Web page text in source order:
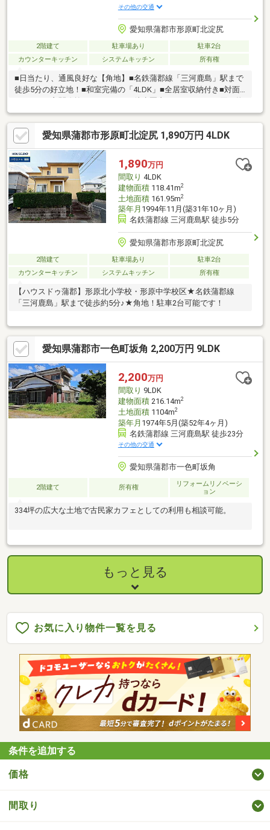
その他の交通
愛知県蒲郡市形原町北淀尻
2階建て 駐車場あり
駐車2台
カウンターキッチン
システムキッチン 所有権
■日当たり、通風良好な【角地】■名鉄蒲郡線「三河鹿島」駅まで
徒歩5分の好立地！■和室完備の「4LDK」■全居室収納付き■対面
キッチン■玄関吹抜け■スーパーが徒歩圏内にあり、日々の買い物
に便利な住環境！
愛知県蒲郡市形原町北淀尻 1,890万円 4LDK
1,890万円
間取り 4LDK
建物面積118.41m2
土地面積161.95m2
築年月 1994年11月(築31年10ヶ月)
名鉄蒲郡線 三河鹿島駅 徒歩5分
愛知県蒲郡市形原町北淀尻
2階建て 駐車場あり
駐車2台
カウンターキッチン
システムキッチン 所有権
【ハウスドゥ蒲郡】形原北小学校・形原中学校区★名鉄蒲郡線
「三河鹿島」駅まで徒歩約5分♪★角地！駐車2台可能です！
愛知県蒲郡市一色町坂角 2,200万円 9LDK
2,200万円
間取り 9LDK
建物面積216.14m2
土地面積1104m2
築年月 1974年5月(築52年4ヶ月)
名鉄蒲郡線 三河鹿島駅 徒歩23分
その他の交通
愛知県蒲郡市一色町坂角
2階建て 所有権
リフォームリノベーシ
ョン
334坪の広大な土地で古民家カフェとしての利用も相談可能。
もっと見る
お気に入り物件一覧を見る
条件を追加する
価格
間取り